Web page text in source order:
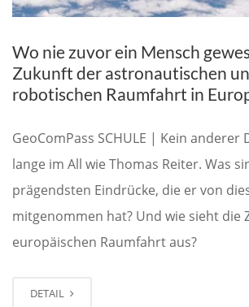
Wo nie zuvor ein Mensch
Zukunft der astronautischen
robotischen Raumfahrt in
GeoComPass SCHULE | Kein anderer
lange im All wie Thomas Reiter. Was
prägendsten Eindrücke, die er von
mitgenommen hat? Und wie sieht die
europäischen Raumfahrt aus?
DETAIL